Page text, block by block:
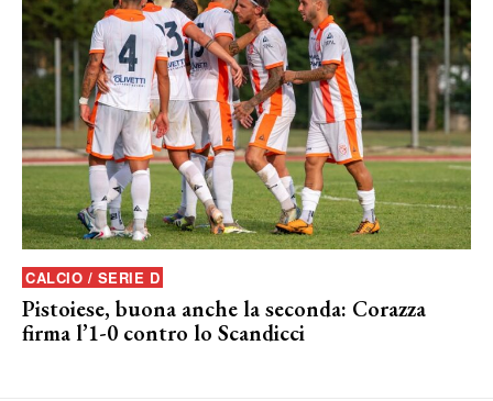
CALCIO / SERIE D
Pistoiese, buona anche la seconda: Corazza
firma l’1-0 contro lo Scandicci